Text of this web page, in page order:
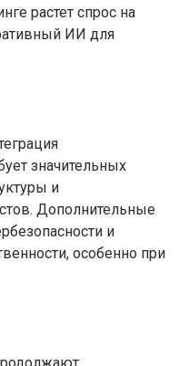
растет спрос на
ИИ для
значительных
и
Дополнительные
и
особенно при